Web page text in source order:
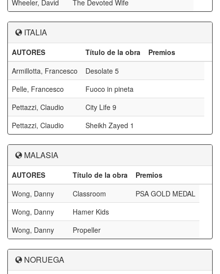
Wheeler, David
The Devoted Wife
ITALIA
AUTORES Título de la obra
Premios
Armillotta, Francesco
Desolate 5
Pelle, Francesco
Fuoco in pineta
Pettazzi, Claudio
City Life 9
Pettazzi, Claudio
Sheikh Zayed 1
MALASIA
AUTORES Título de la obra
Premios
Wong, Danny
Classroom
PSA GOLD MEDAL
Wong, Danny
Hamer Kids
Wong, Danny
Propeller
NORUEGA